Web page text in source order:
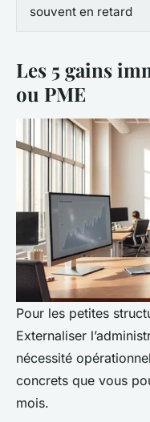
souvent en retard
Les 5 gains
ou PME
Pour les petites
Externaliser
nécessité
concrets que vous
mois.